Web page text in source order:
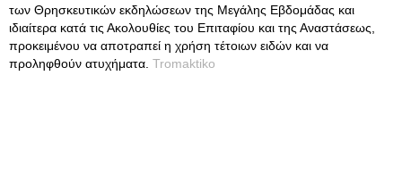
των Θρησκευτικών εκδηλώσεων της Μεγάλης Εβδομάδας και
ιδιαίτερα κατά τις Ακολουθίες του Επιταφίου και της Αναστάσεως,
προκειμένου να αποτραπεί η χρήση τέτοιων ειδών και να
προληφθούν ατυχήματα. Tromaktiko